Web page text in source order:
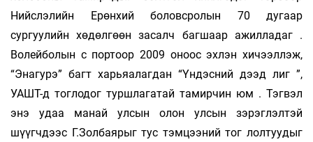
Нийслэлийн Ерөнхий боловсролын 70 дугаар
сургуулийн хөдөлгөөн засалч багшаар ажилладаг .
Волейболын с портоор 2009 оноос эхлэн хичээллэж,
“Энагурэ” багт харьяалагдан “Үндэсний дээд лиг ”,
УАШТ-д тоглодог туршлагатай тамирчин юм . Тэгвэл
энэ удаа манай улсын олон улсын зэрэглэлтэй
шүүгчдээс Г.Золбаярыг тус тэмцээний тог лолтуудыг